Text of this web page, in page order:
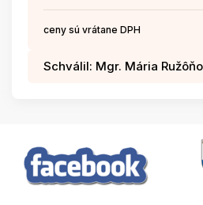
ceny sú vrátane DPH
Schválil: Mgr. Mária